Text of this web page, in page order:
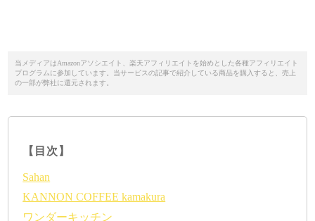
当メディアはAmazonアソシエイト、楽天アフィリエイトを始めとした各種アフィリエイト
プログラムに参加しています。当サービスの記事で紹介している商品を購入すると、売上
の一部が弊社に還元されます。
【目次】
Sahan
KANNON COFFEE kamakura
ワンダーキッチン